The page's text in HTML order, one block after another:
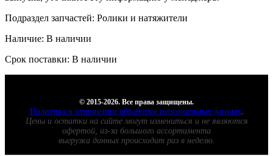
Подраздел запчастей: Ролики и натяжители
Наличие: В наличии
Срок поставки: В наличии
© 2015-2026. Все права защищены.
Политика в отношении обработки персональных данных.
Цены и остатки на сайте могут измениться и не являются
офертой, из-за большого ассортимента
выгрузка данных происходит раз в неделю.